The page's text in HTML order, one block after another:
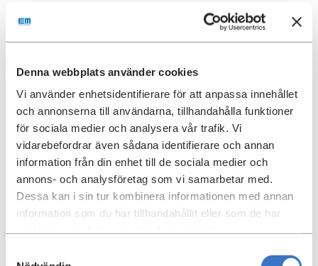
Denna webbplats använder cookies
Vi använder enhetsidentifierare för att anpassa innehållet
och annonserna till användarna, tillhandahålla funktioner
för sociala medier och analysera vår trafik. Vi
vidarebefordrar även sådana identifierare och annan
information från din enhet till de sociala medier och
annons- och analysföretag som vi samarbetar med.
Dessa kan i sin tur kombinera informationen med annan
information som du har tillhandahållit eller som de har
förbättringar som vi gärna delar med oss av, säger
Neda.
Fastighetsförvaltning anpassat organisationen efter
kundernas behov, där nischade roller satts samman i
team kring varje uppdrag.
Nedas tre viktigaste tips utifrån konverteringen till
programmet Vitec Hyra:
se över samtliga överlåtelser från startdatumet för
föreningens bildande
gå igenom alla avgiftstyperna då många kan slås ihop